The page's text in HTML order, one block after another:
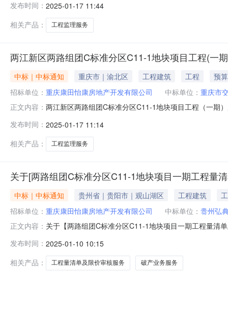
务项目采购否所需服务类型工程监理服务金额￥0元至￥
选取时间2025-01
发布时间： 2025-01-17 11:44
相关产品：
工程监理服务
两江新区两路组团C标准分区C11-1地块项目工程(一
中标｜中标通知 重庆市｜渝北区 工程建筑 工程
预
招标单位： 重庆康田怡康房地产开发有限公司 中标单位： 重庆市
正文内容： 两江新区两路组团C标准分区C11-1地块项目工程（一期
价。预估本次招标总金额约为55.91万元。选取时间
发布时间： 2025-01-17 11:14
相关产品：
工程监理服务
关于[两路组团C标准分区C11-1地块项目一期工程量
中标｜中标通知 贵州省｜贵阳市｜观山湖区 工程建筑
招标单位： 重庆康田怡康房地产开发有限公司 中标单位： 贵州弘
正文内容： 关于【两路组团C标准分区C11-1地块项目一期工程量清
务服务项目采购否所需服务类型工程造价咨询服务金额
核）”中“建筑、市政、园林
发布时间： 2025-01-10 10:15
相关产品：
工程量清单及限价审核服务 破产业务服务